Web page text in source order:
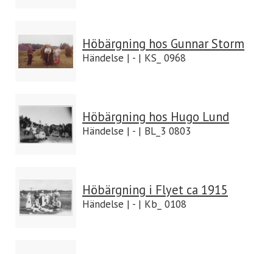
Höbärgning hos Gunnar Storm
Händelse | - | KS_ 0968
Höbärgning hos Hugo Lund
Händelse | - | BL_3 0803
Höbärgning i Flyet ca 1915
Händelse | - | Kb_ 0108